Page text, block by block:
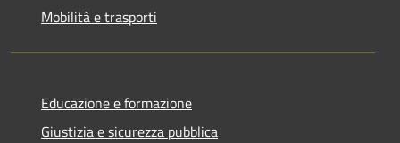
Mobilità e trasporti
Educazione e formazione
Giustizia e sicurezza pubblica